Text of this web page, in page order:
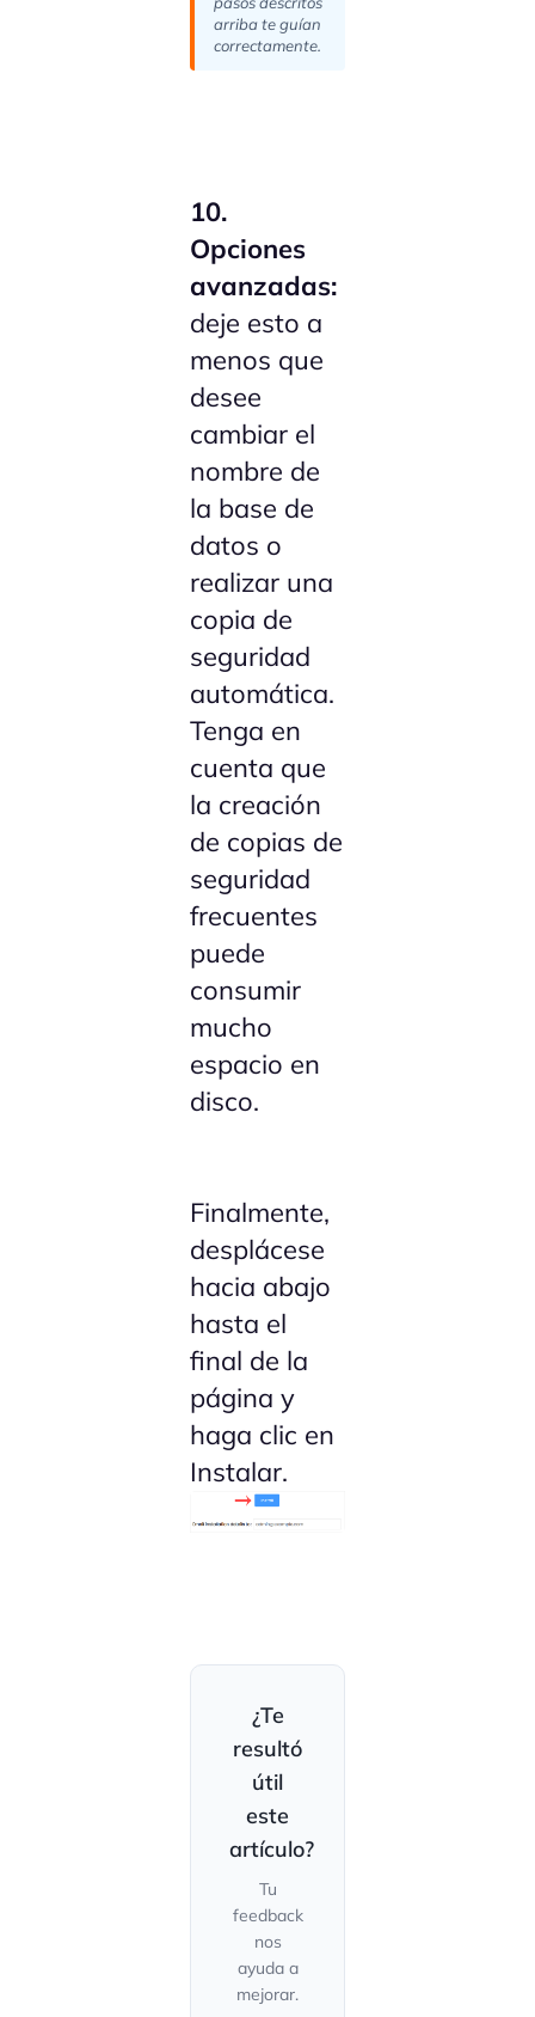
arriba te guían
correctamente.
10.
Opciones
avanzadas:
deje esto a
menos que
desee
cambiar el
nombre de
la base de
datos o
realizar una
copia de
seguridad
automática.
Tenga en
cuenta que
la creación
de copias de
seguridad
frecuentes
puede
consumir
mucho
espacio en
disco.
Finalmente,
desplácese
hacia abajo
hasta el
final de la
página y
haga clic en
Instalar.
¿Te
resultó
útil
este
artículo?
Tu
feedback
nos
ayuda a
mejorar.